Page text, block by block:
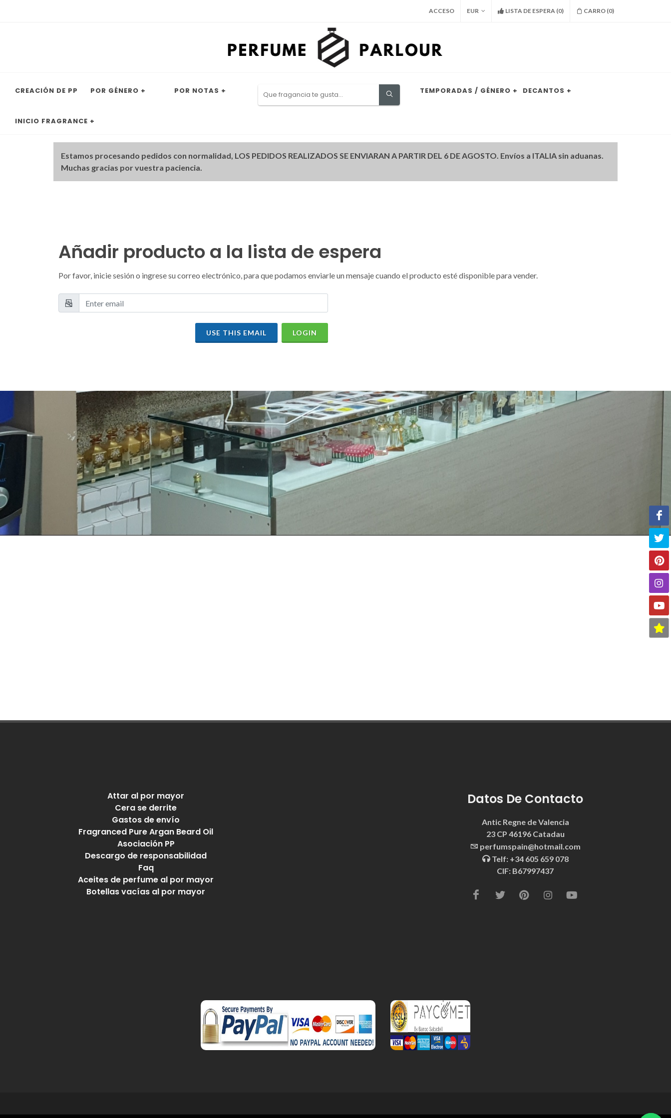
ACCESO EUR LISTA DE ESPERA (0) CARRO (0)
CREACIÓN DE PP POR GÉNERO + POR NOTAS + TEMPORADAS / GÉNERO + DECANTOS +
INICIO FRAGRANCE +
Estamos procesando pedidos con normalidad, LOS PEDIDOS REALIZADOS SE ENVIARAN A PARTIR DEL 6 DE AGOSTO. Envíos a ITALIA sin aduanas.
Muchas gracias por vuestra paciencia.
Añadir producto a la lista de espera
Por favor, inicie sesión o ingrese su correo electrónico, para que podamos enviarle un mensaje cuando el producto esté disponible para vender.
USE THIS EMAIL LOGIN
Attar al por mayor
Cera se derrite
Gastos de envío
Fragranced Pure Argan Beard Oil
Asociación PP
Descargo de responsabilidad
Faq
Aceites de perfume al por mayor
Botellas vacías al por mayor
Datos De Contacto
Antic Regne de Valencia
23 CP 46196 Catadau
perfumspain@hotmail.com
Telf: +34 605 659 078
CIF: B67997437